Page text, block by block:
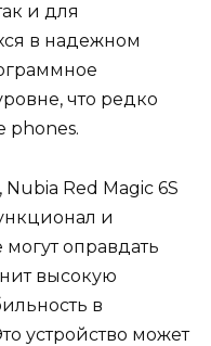
и для
в надежном
что редко
phones.
Red Magic 6S
и
могут оправдать
высокую
в
устройство может